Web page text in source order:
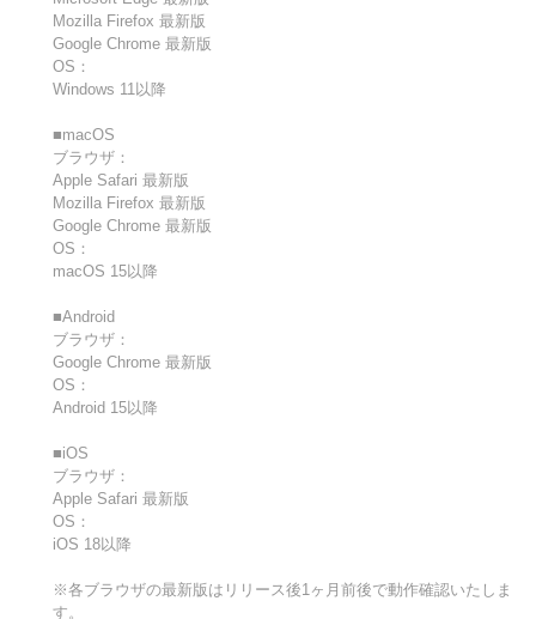
Mozilla Firefox 最新版
Google Chrome 最新版
OS：
Windows 11以降
■macOS
ブラウザ：
Apple Safari 最新版
Mozilla Firefox 最新版
Google Chrome 最新版
OS：
macOS 15以降
■Android
ブラウザ：
Google Chrome 最新版
OS：
Android 15以降
■iOS
ブラウザ：
Apple Safari 最新版
OS：
iOS 18以降
※各ブラウザの最新版はリリース後1ヶ月前後で動作確認いたしま
す。